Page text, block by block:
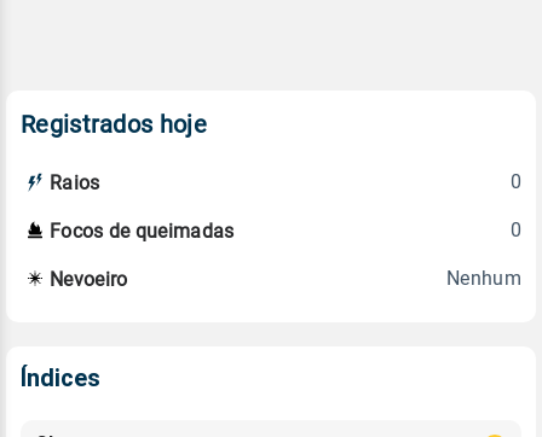
Registrados hoje
Raios 0
Focos de queimadas 0
Nevoeiro Nenhum
Índices